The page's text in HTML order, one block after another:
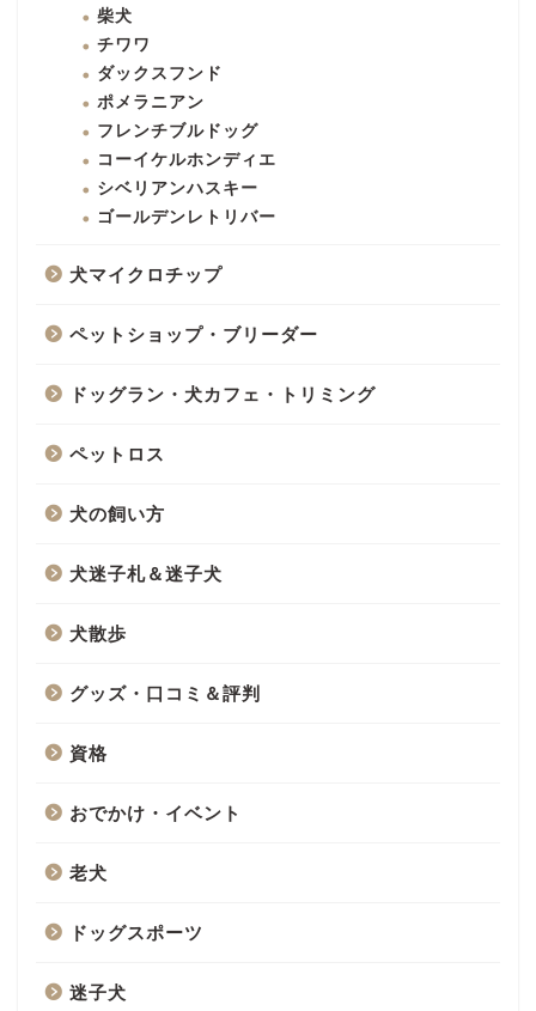
柴犬
チワワ
ダックスフンド
ポメラニアン
フレンチブルドッグ
コーイケルホンディエ
シベリアンハスキー
ゴールデンレトリバー
犬マイクロチップ
ペットショップ・ブリーダー
ドッグラン・犬カフェ・トリミング
ペットロス
犬の飼い方
犬迷子札＆迷子犬
犬散歩
グッズ・口コミ＆評判
資格
おでかけ・イベント
老犬
ドッグスポーツ
迷子犬